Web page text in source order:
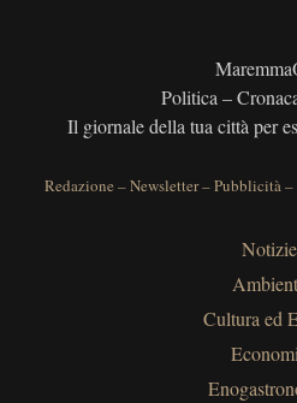
Politica –
Il giornale della tua città per
Redazione –Newsletter–Pubblicità–
Notizie
Cultura ed